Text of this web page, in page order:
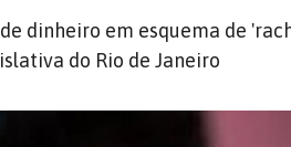
dinheiro em esquema de
do Rio de Janeiro